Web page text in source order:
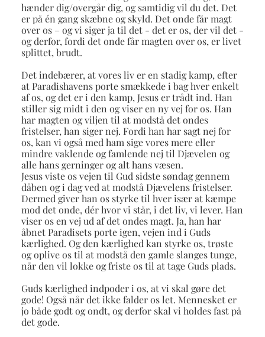
hænder dig/overgår dig, og samtidig vil du det. Det
er på én gang skæbne og skyld. Det onde får magt
over os – og vi siger ja til det - det er os, der vil det -
og derfor, fordi det onde får magten over os, er livet
splittet, brudt.
Det indebærer, at vores liv er en stadig kamp, efter
at Paradishavens porte smækkede i bag hver enkelt
af os, og det er i den kamp, Jesus er trådt ind. Han
stiller sig midt i den og viser en ny vej for os. Han
har magten og viljen til at modstå det ondes
fristelser, han siger nej. Fordi han har sagt nej for
os, kan vi også med ham sige vores mere eller
mindre vaklende og famlende nej til Djævelen og
alle hans gerninger og alt hans væsen.
Jesus viste os vejen til Gud sidste søndag gennem
dåben og i dag ved at modstå Djævelens fristelser.
Dermed giver han os styrke til hver især at kæmpe
mod det onde, dér hvor vi står, i det liv, vi lever. Han
viser os en vej ud af det ondes magt. Ja, han har
åbnet Paradisets porte igen, vejen ind i Guds
kærlighed. Og den kærlighed kan styrke os, trøste
og oplive os til at modstå den gamle slanges tunge,
når den vil lokke og friste os til at tage Guds plads.
Guds kærlighed indpoder i os, at vi skal gøre det
gode! Også når det ikke falder os let. Mennesket er
jo både godt og ondt, og derfor skal vi holdes fast på
det gode.